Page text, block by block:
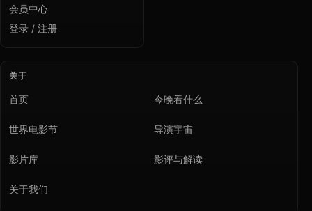
会员中心
登录 / 注册
关于
首页 今晚看什么
世界电影节 导演宇宙
影片库 影评与解读
关于我们